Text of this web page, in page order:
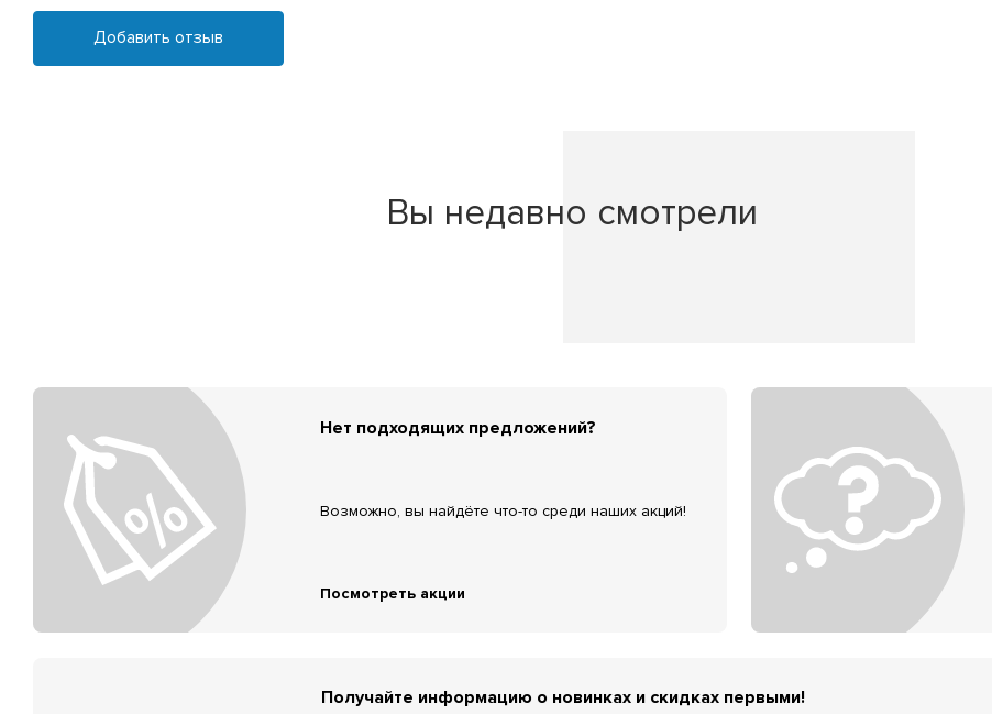
Добавить отзыв
Вы недавно смотрели
Нет подходящих предложений?
Возможно, вы найдёте что-то среди наших акций!
Посмотреть акции
Получайте информацию о новинках и скидках первыми!